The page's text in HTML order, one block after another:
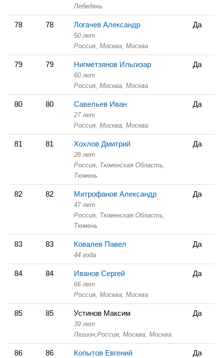
Лебедянь
78 78 Логачев Александр
50 лет
Россия, Москва, Москва
Да
79 79 Нигметзянов Ильгизар
60 лет
Россия, Москва, Москва
Да
80 80 Савельев Иван
27 лет
Россия, Москва, Москва
Да
81 81 Хохлов Дмитрий
28 лет
Россия, Тюменская Область,
Тюмень
Да
82 82 Митрофанов Александр
47 лет
Россия, Тюменская Область,
Тюмень
Да
83 83 Ковалев Павел
44 года
Да
84 84 Иванов Сергей
66 лет
Россия, Москва, Москва
Да
85 85 Устинов Максим
39 лет
Легион, Россия, Москва, Москва
Да
86 86 Копытов Евгений Да